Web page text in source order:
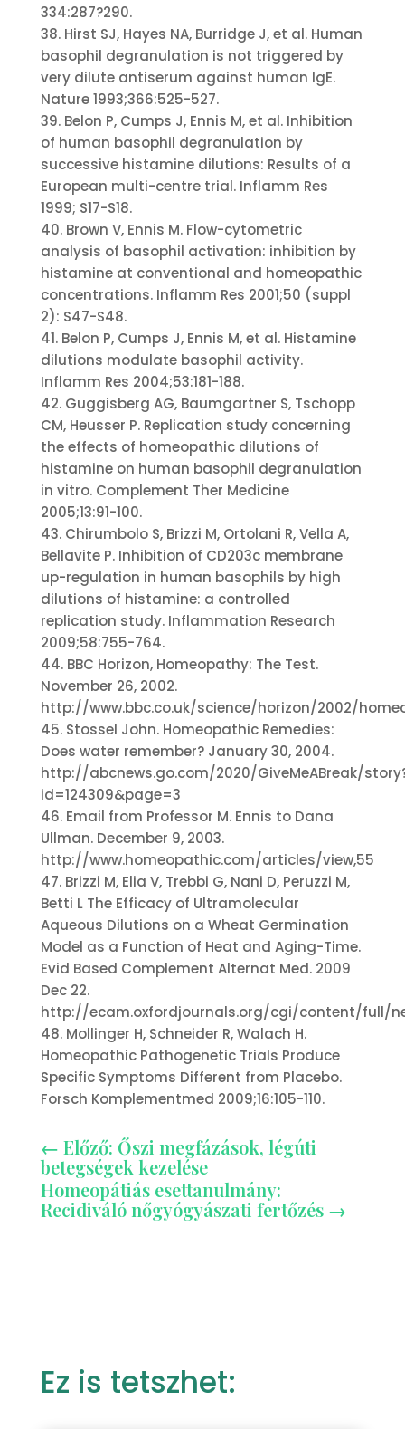
334:287?290.
38. Hirst SJ, Hayes NA, Burridge J, et al. Human
basophil degranulation is not triggered by
very dilute antiserum against human IgE.
Nature 1993;366:525-527.
39. Belon P, Cumps J, Ennis M, et al. Inhibition
of human basophil degranulation by
successive histamine dilutions: Results of a
European multi-centre trial. Inflamm Res
1999; S17-S18.
40. Brown V, Ennis M. Flow-cytometric
analysis of basophil activation: inhibition by
histamine at conventional and homeopathic
concentrations. Inflamm Res 2001;50 (suppl
2): S47-S48.
41. Belon P, Cumps J, Ennis M, et al. Histamine
dilutions modulate basophil activity.
Inflamm Res 2004;53:181-188.
42. Guggisberg AG, Baumgartner S, Tschopp
CM, Heusser P. Replication study concerning
the effects of homeopathic dilutions of
histamine on human basophil degranulation
in vitro. Complement Ther Medicine
2005;13:91-100.
43. Chirumbolo S, Brizzi M, Ortolani R, Vella A,
Bellavite P. Inhibition of CD203c membrane
up-regulation in human basophils by high
dilutions of histamine: a controlled
replication study. Inflammation Research
2009;58:755-764.
44. BBC Horizon, Homeopathy: The Test.
November 26, 2002.
http://www.bbc.co.uk/science/horizon/2002/
45. Stossel John. Homeopathic Remedies:
Does water remember? January 30, 2004.
http://abcnews.go.com/2020/GiveMeABreak/
id=124309&page=3
46. Email from Professor M. Ennis to Dana
Ullman. December 9, 2003.
http://www.homeopathic.com/articles/view,55
47. Brizzi M, Elia V, Trebbi G, Nani D, Peruzzi M,
Betti L The Efficacy of Ultramolecular
Aqueous Dilutions on a Wheat Germination
Model as a Function of Heat and Aging-Time.
Evid Based Complement Alternat Med. 2009
Dec 22.
http://ecam.oxfordjournals.org/cgi/content/full/
48. Mollinger H, Schneider R, Walach H.
Homeopathic Pathogenetic Trials Produce
Specific Symptoms Different from Placebo.
Forsch Komplementmed 2009;16:105-110.
← Előző: Őszi megfázások, légúti
betegségek kezelése
Homeopátiás esettanulmány:
Recidiváló nőgyógyászati fertőzés→
Ez is tetszhet: